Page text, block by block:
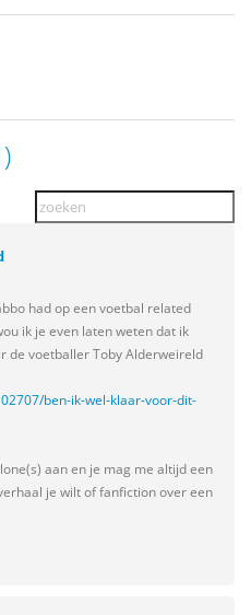
had op een voetbal related
ik je even laten weten dat ik
de voetballer Toby Alderweireld
ben-ik-wel-klaar-voor-dit-
aan en je mag me altijd een
je wilt of fanfiction over een